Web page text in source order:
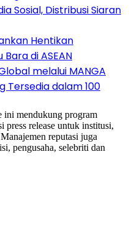
Sosial, Distribusi Siaran
Hentikan
di ASEAN
melalui MANGA
Tersedia dalam 100
ini mendukung program
press release untuk institusi,
reputasi juga
pengusaha, selebriti dan